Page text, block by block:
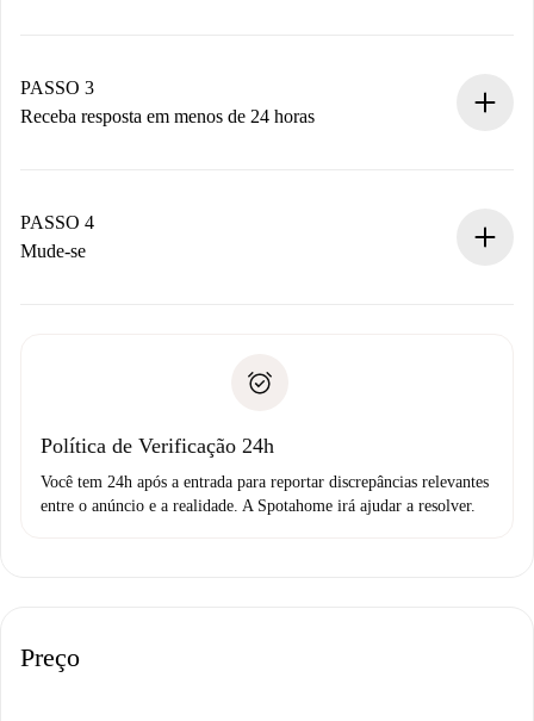
Não cobramos nada até que o proprietário confirme.
PASSO 3
Receba resposta em menos de 24 horas
proprietário.
Se recusada: não cobraremos nada e ofereceremos
Débito direto bancário
PASSO 4
Mude-se
não comunicar nenhum problema.
Política de Verificação 24h
Você tem 24h após a entrada para reportar discrepâncias relevantes
entre o anúncio e a realidade. A Spotahome irá ajudar a resolver.
Preço